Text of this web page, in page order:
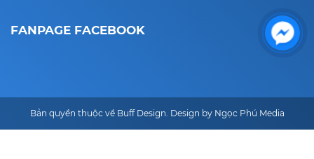
FANPAGE FACEBOOK
Bản quyền thuộc về Buff Design. Design by Ngọc Phú Media